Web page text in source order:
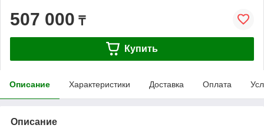
507 000 ₸
Купить
Описание Характеристики Доставка Оплата
Описание